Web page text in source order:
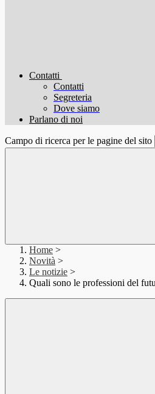
Contatti
Contatti
Segreteria
Dove siamo
Parlano di noi
Campo di ricerca per le pagine del sito
Home >
Novità >
Le notizie >
Quali sono le professioni del